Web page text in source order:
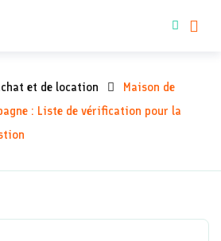
Acheter un
et de location
Maison de
: Liste de vérification pour la